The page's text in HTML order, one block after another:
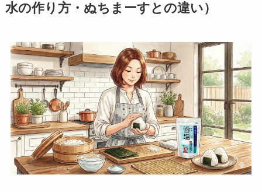
水の作り方・ぬちまーすとの違い）